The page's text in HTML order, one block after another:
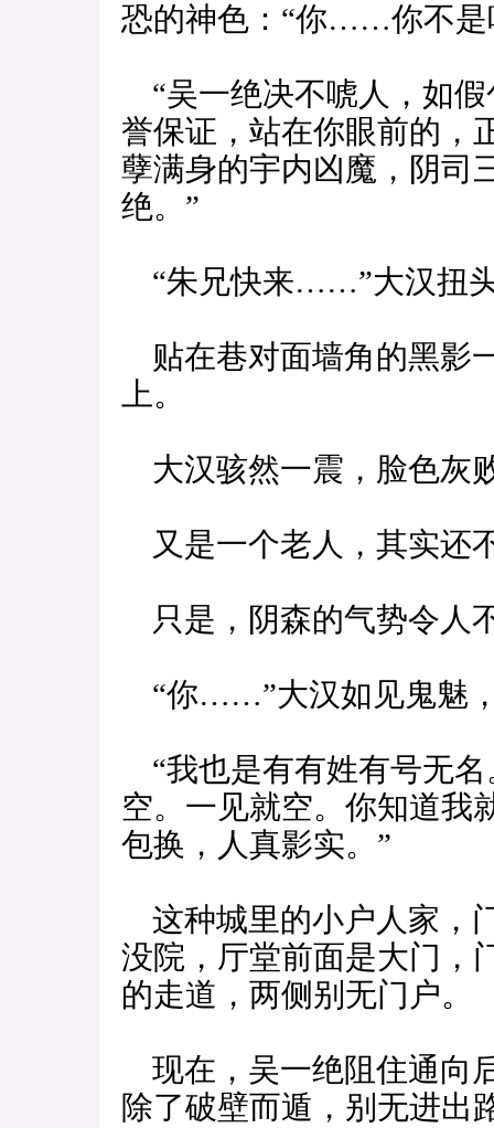
恐的神色：“你……你不是
“吴一绝决不唬人，如假
誉保证，站在你眼前的，
孽满身的宇内凶魔，阴司
绝。”
“朱兄快来……”大汉扭
贴在巷对面墙角的黑影
上。
大汉骇然一震，脸色灰
又是一个老人，其实还
只是，阴森的气势令人
“你……”大汉如见鬼魅
“我也是有有姓有号无名
空。一见就空。你知道我
包换，人真影实。”
这种城里的小户人家，
没院，厅堂前面是大门，
的走道，两侧别无门户。
现在，吴一绝阻住通向
除了破壁而遁，别无进出